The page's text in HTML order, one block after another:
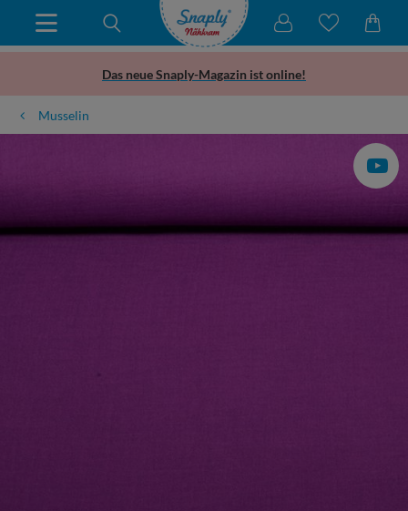
Das neue Snaply-Magazin ist online!
Musselin